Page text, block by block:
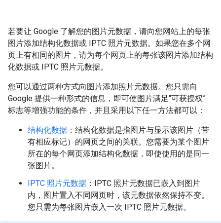
若要让 Google 了解您的图片元数据，请向您网站上的每张
图片添加结构化数据或 IPTC 照片元数据。如果您在多个网
页上有相同的图片，请为每个网页上的每张该图片添加结构
化数据或 IPTC 照片元数据。
您可以通过两种方式向图片添加照片元数据。您只需向
Google 提供一种形式的信息，即可使图片满足“可获授权”
标志等增强功能的条件，并且采用以下任一方法都可以：
结构化数据 ：结构化数据是指图片与显示该图片（带
有相应标记）的网页之间的关联。您需要为某个图片
所在的每个网页添加结构化数据，即使使用的是同一
张图片。
IPTC 照片元数据 ：IPTC 照片元数据已嵌入到图片
内，图片置入不同网页时，该元数据依然保持不变。
您只需为每张图片嵌入一次 IPTC 照片元数据。